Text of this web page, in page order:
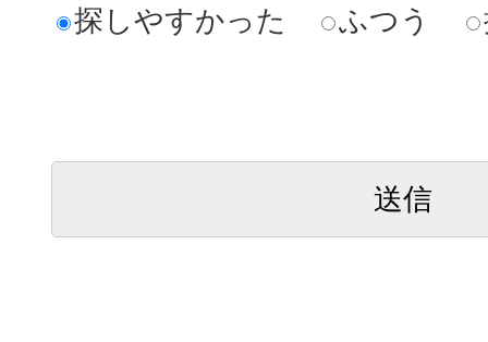
探しやすかった
ふつう